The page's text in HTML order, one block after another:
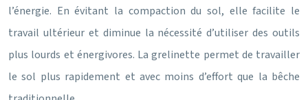
l’énergie. En évitant la compaction du sol, elle facilite le
travail ultérieur et diminue la nécessité d’utiliser des outils
plus lourds et énergivores. La grelinette permet de travailler
le sol plus rapidement et avec moins d’effort que la bêche